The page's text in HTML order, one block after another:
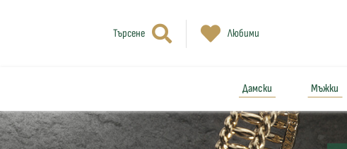
Търсене Любими
Дамски Мъжки